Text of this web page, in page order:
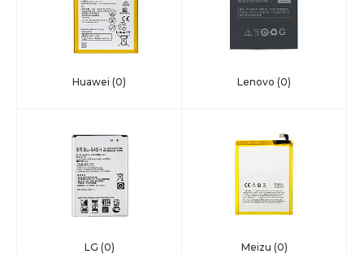
Huawei (0) Lenovo (0)
LG (0) Meizu (0)